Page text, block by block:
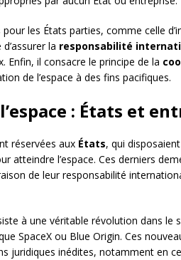
les États parties, comme celle
la responsabilité
Enfin, il consacre le principe de la
de l’espace à des fins pacifiques.
: États et
réservées aux États, qui
atteindre l’espace. Ces derniers
de leur responsabilité
à une véritable révolution dans le
SpaceX ou Blue Origin. Ces
juridiques inédites, notamment en